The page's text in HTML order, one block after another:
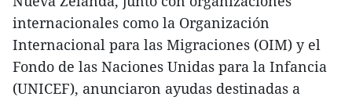
internacionales como la Organización
Internacional para las Migraciones (OIM) y el
Fondo de las Naciones Unidas para la Infancia
(UNICEF), anunciaron ayudas destinadas a